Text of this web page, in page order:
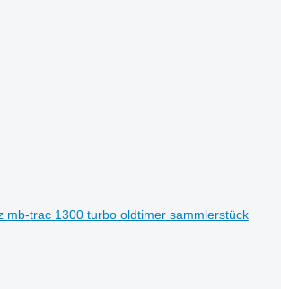
mb-trac 1300 turbo oldtimer sammlerstück